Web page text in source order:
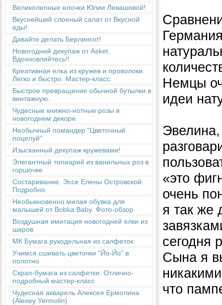
Великолепные елочки Юлии Левашовой!
Вкуснейший слоеный салат от Вкусной
еды!
Давайте делать Берлингот!
Новогодний декупаж от Asket.
Вдохновляйтесь!!
Креативная елка из кружев и проволоки.
Легко и быстро. Мастер-класс.
Быстрое превращение обычной бутылки в
винтажную.
Чудесные книжно-нотные розы в
новогоднем декоре
Необычный помандер "Цветочный
поцелуй"
Изысканный декупаж кружевами!
Элегантный топиарий из ванильных роз в
горшочке
Состаривание. Эссе Елены Островской.
Подробно
Необыкновенно милая обувка для
малышей от Bobka Baby. Фото-обзор
Воздушная имитация новогодней елки из
шаров
МК Бумага рукодельная из салфеток
Учимся сшивать цветочки "Йо-Йо" в
полотно
Скрап-бумага из салфетки. Отлично-
подробный мастер-класс
Чудесная акварель Алексея Ермолина
(Alexey Yermolin)
Немцы
идеи
«это
очень
я так же
сегодня
Сына я
что